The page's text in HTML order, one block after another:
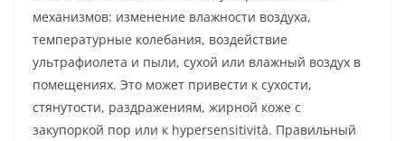
механизмов: изменение влажности воздуха,
температурные колебания, воздействие
ультрафиолета и пыли, сухой или влажный воздух в
помещениях. Это может привести к сухости,
стянутости, раздражениям, жирной коже с
закупоркой пор или к hypersensitività. Правильный